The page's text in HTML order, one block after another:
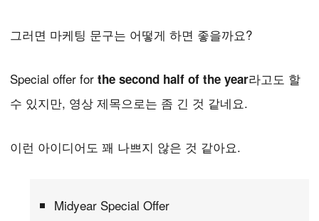
그러면 마케팅 문구는 어떻게 하면 좋을까요?
Special offer for the second half of the year라고도 할
수 있지만, 영상 제목으로는 좀 긴 것 같네요.
이런 아이디어도 꽤 나쁘지 않은 것 같아요.
Midyear Special Offer